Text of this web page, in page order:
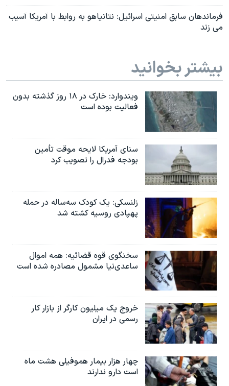
فرماندهان سابق امنیتی اسرائیل: نتانیاهو به روابط با آمریکا آسیب
می زند
بیشتر بخوانید
ویندوارد: خارک در ۱۸ روز گذشته بدون
فعالیت بوده است
سنای آمریکا لایحه موقت تأمین
بودجه فدرال را تصویب کرد
زلنسکی: یک کودک سه‌ساله در حمله
پهپادی روسیه کشته شد
سخنگوی قوه قضائیه: همه اموال
ساعدی‌نیا مشمول مصادره شده است
خروج یک میلیون کارگر از بازار کار
رسمی در ایران
چهار هزار بیمار هموفیلی هشت ماه
است دارو ندارند